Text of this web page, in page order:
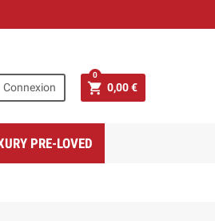
Connexion  0,00 €
0
PRE-LOVED